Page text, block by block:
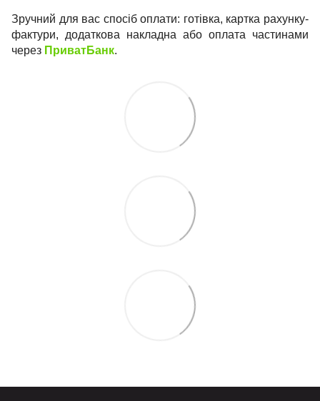
Зручний для вас спосіб оплати: готівка, картка рахунку-
фактури, додаткова накладна або оплата частинами
через ПриватБанк.